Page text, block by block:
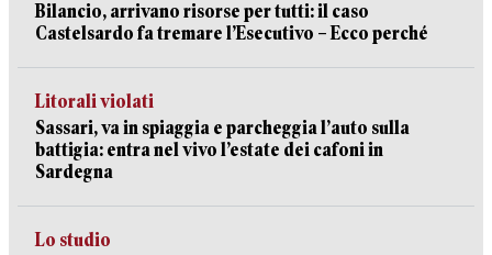
Bilancio, arrivano risorse per tutti: il caso
Castelsardo fa tremare l’Esecutivo – Ecco perché
Litorali violati
Sassari, va in spiaggia e parcheggia l’auto sulla
battigia: entra nel vivo l’estate dei cafoni in
Sardegna
Lo studio